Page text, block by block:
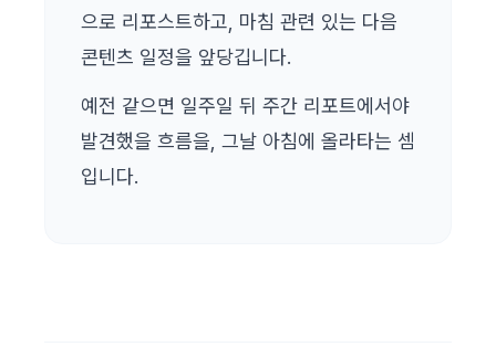
으로 리포스트하고, 마침 관련 있는 다음
콘텐츠 일정을 앞당깁니다.
예전 같으면 일주일 뒤 주간 리포트에서야
발견했을 흐름을, 그날 아침에 올라타는 셈
입니다.